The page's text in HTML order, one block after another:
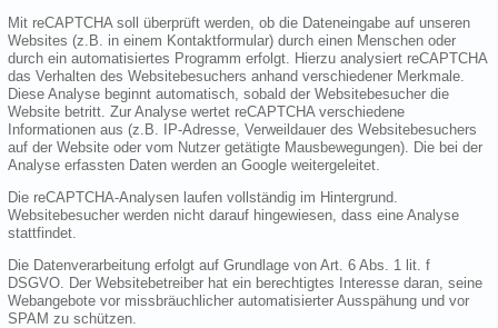
Mit reCAPTCHA soll überprüft werden, ob die Dateneingabe auf unseren
Websites (z.B. in einem Kontaktformular) durch einen Menschen oder
durch ein automatisiertes Programm erfolgt. Hierzu analysiert reCAPTCHA
das Verhalten des Websitebesuchers anhand verschiedener Merkmale.
Diese Analyse beginnt automatisch, sobald der Websitebesucher die
Website betritt. Zur Analyse wertet reCAPTCHA verschiedene
Informationen aus (z.B. IP-Adresse, Verweildauer des Websitebesuchers
auf der Website oder vom Nutzer getätigte Mausbewegungen). Die bei der
Analyse erfassten Daten werden an Google weitergeleitet.
Die reCAPTCHA-Analysen laufen vollständig im Hintergrund.
Websitebesucher werden nicht darauf hingewiesen, dass eine Analyse
stattfindet.
Die Datenverarbeitung erfolgt auf Grundlage von Art. 6 Abs. 1 lit. f
DSGVO. Der Websitebetreiber hat ein berechtigtes Interesse daran, seine
Webangebote vor missbräuchlicher automatisierter Ausspähung und vor
SPAM zu schützen.